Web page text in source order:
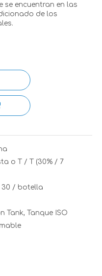
se encuentran en las
de los
o T / T (30% / 7
30 / botella
Tank, Tanque ISO